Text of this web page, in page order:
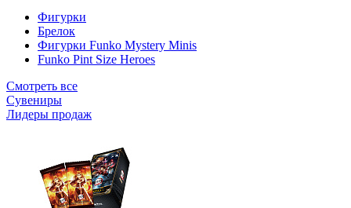
Фигурки
Брелок
Фигурки Funko Mystery Minis
Funko Pint Size Heroes
Смотреть все
Сувениры
Лидеры продаж